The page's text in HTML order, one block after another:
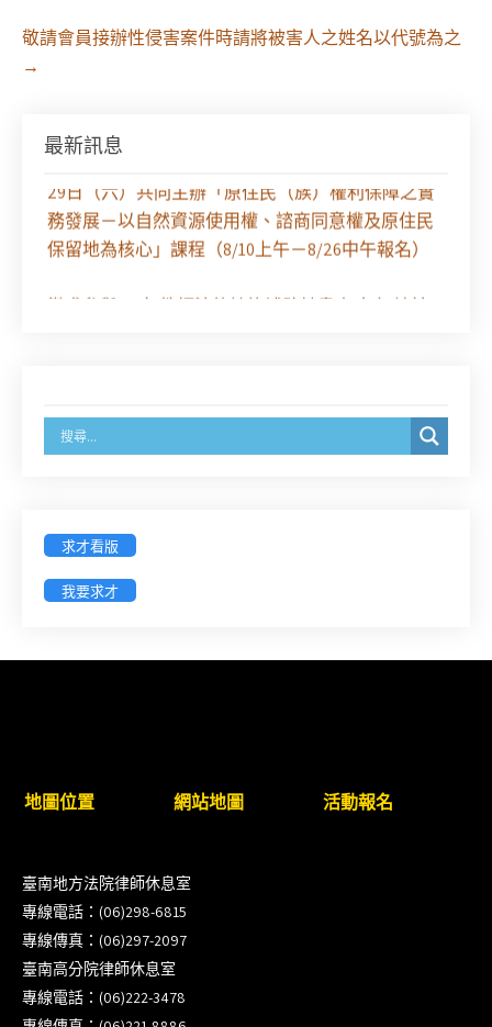
敬請會員接辦性侵害案件時請將被害人之姓名以代號為之
→
最新訊息
【課程報名】全律會與台北律師公會等單位定於8月
29日（六）共同主辦「原住民（族）權利保障之實
務發展－以自然資源使用權、諮商同意權及原住民
保留地為核心」課程（8/10上午－8/26中午報名）
徵求參與115年教師法律諮詢補助計畫人才庫(請於
之分公司及商業應參加「勞動權益講習」
戳為憑)】
徵詢有意願擔任臺南市115年度國民中小學法治教育
臺南高分院8/28(五)下午舉辦「家庭關係中的正當防
衛」課程(8/12前向本會報名,實體)
8/22~23「平反再導航:2026台灣冤平反協會年度論
壇｣
【重要公告】115年職場霸凌調查專業人才(律師)培
訓課程（雲嘉南場）錄取通知已發送
求才看版
我要求才
地圖位置 網站地圖 活動報名
臺南地方法院律師休息室
專線電話：(06)298-6815
專線傳真：(06)297-2097
臺南高分院律師休息室
專線電話：(06)222-3478